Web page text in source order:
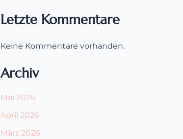
Letzte Kommentare
Keine Kommentare vorhanden.
Archiv
Mai 2026
April 2026
März 2026